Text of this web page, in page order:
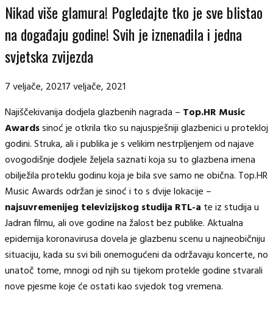
Nikad više glamura! Pogledajte tko je sve blistao
na događaju godine! Svih je iznenadila i jedna
svjetska zvijezda
7 veljače, 20217 veljače, 2021
Najiščekivanija dodjela glazbenih nagrada – Top.HR Music
Awardssinoć je otkrila tko su najuspješniji glazbenici u protekloj
godini. Struka, ali i publika je s velikim nestrpljenjem od najave
ovogodišnje dodjele željela saznati koja su to glazbena imena
obilježila proteklu godinu koja je bila sve samo ne obična. Top.HR
Music Awards održan je sinoć i to s dvije lokacije –
najsuvremenijeg televizijskog studija RTL-a te iz studija u
Jadran filmu, ali ove godine na žalost bez publike. Aktualna
epidemija koronavirusa dovela je glazbenu scenu u najneobičniju
situaciju, kada su svi bili onemogućeni da održavaju koncerte, no
unatoč tome, mnogi od njih su tijekom protekle godine stvarali
nove pjesme koje će ostati kao svjedok tog vremena.